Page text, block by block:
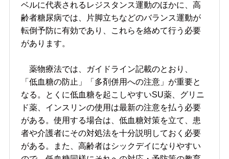
ベルに代表されるレジスタンス運動のほかに、高
齢者糖尿病では、片脚立ちなどのバランス運動が
転倒予防に有効であり、これらを絡めて行う必要
があります。
薬物療法では、ガイドライン記載のとおり、
「低血糖の防止」「多剤併用への注意」が重要と
なる。とくに低血糖を起こしやすいSU薬、グリニ
ド薬、インスリンの使用は最新の注意を払う必要
がある。使用する場合は、低血糖対策を立て、患
者や介護者にその対処法を十分説明しておく必要
がある。また、高齢者はシックデイになりやすい